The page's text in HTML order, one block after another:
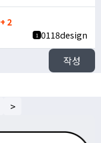
+ 2
1 0118design
작성
>